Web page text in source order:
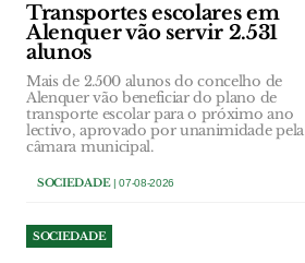
Transportes escolares em
Alenquer vão servir 2.531
alunos
Mais de 2.500 alunos do concelho de
Alenquer vão beneficiar do plano de
transporte escolar para o próximo ano
lectivo, aprovado por unanimidade pela
câmara municipal.
SOCIEDADE| 07-08-2026
SOCIEDADE